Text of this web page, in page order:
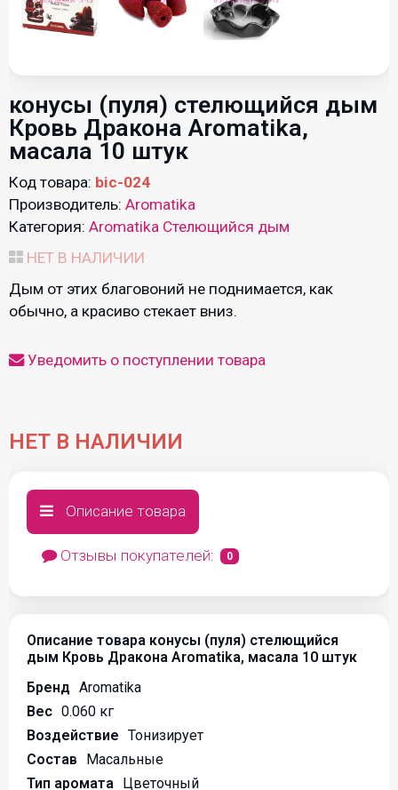
конусы (пуля) стелющийся дым
Кровь Дракона Aromatika,
масала 10 штук
Код товара: bic-024
Производитель: Aromatika
Категория: Aromatika Стелющийся дым
НЕТ В НАЛИЧИИ
Дым от этих благовоний не поднимается, как
обычно, а красиво стекает вниз.
Уведомить о поступлении товара
НЕТ В НАЛИЧИИ
Описание товара
Отзывы покупателей: 0
Описание товара конусы (пуля) стелющийся
дым Кровь Дракона Aromatika, масала 10 штук
Бренд Aromatika
Вес 0.060 кг
Воздействие Тонизирует
Состав
Масальные
Тип аромата
Цветочный